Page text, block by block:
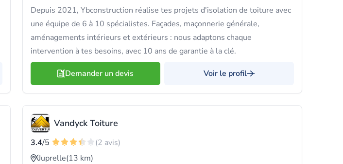
Depuis 2021, Ybconstruction réalise tes projets d'isolation de toiture avec
une équipe de 6 à 10 spécialistes. Façades, maçonnerie générale,
aménagements intérieurs et extérieurs : nous adaptons chaque
intervention à tes besoins, avec 10 ans de garantie à la clé.
Demander un devis Voir le profil
Vandyck Toiture
3.4/5
(2 avis)
Juprelle(13 km)